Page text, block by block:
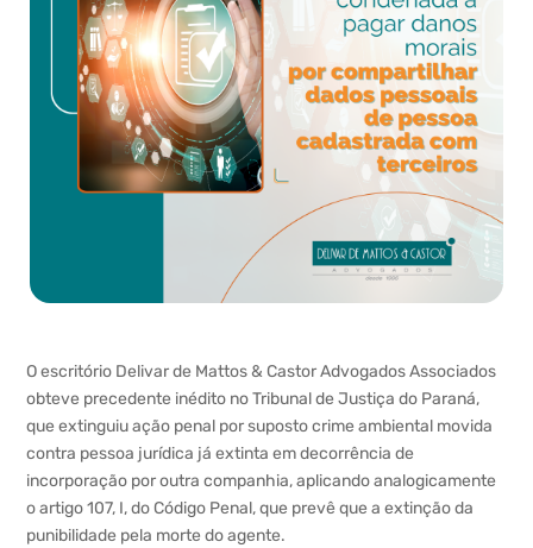
O escritório Delivar de Mattos & Castor Advogados Associados
obteve precedente inédito no Tribunal de Justiça do Paraná,
que extinguiu ação penal por suposto crime ambiental movida
contra pessoa jurídica já extinta em decorrência de
incorporação por outra companhia, aplicando analogicamente
o artigo 107, I, do Código Penal, que prevê que a extinção da
punibilidade pela morte do agente.